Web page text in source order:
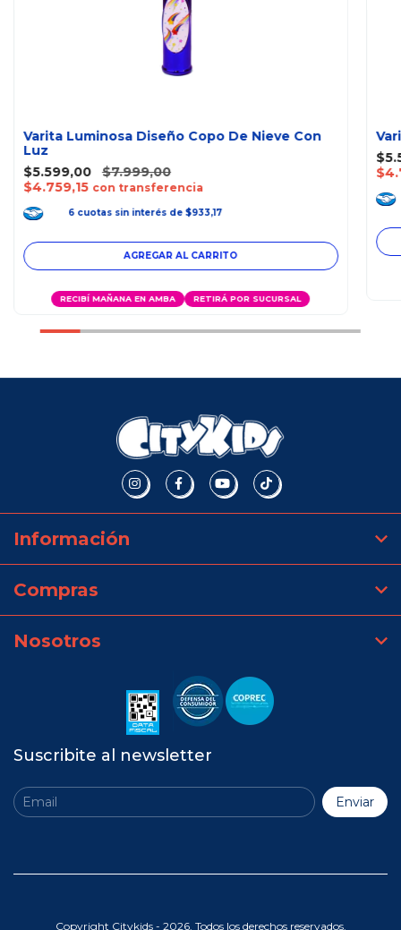
Varita Luminosa Diseño Copo De Nieve Con
Luz
$5.599,00
$7.999,00
$4.759,15 con transferencia
6 cuotas sin interés de $933,17
RECIBÍ MAÑANA EN AMBA RETIRÁ POR SUCURSAL
Información
Compras
Nosotros
Suscribite al newsletter
Copyright Citykids - 2026. Todos los derechos reservados.